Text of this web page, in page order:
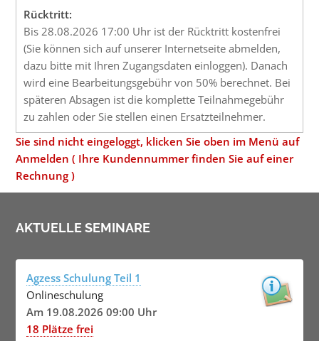
Rücktritt:
Bis 28.08.2026 17:00 Uhr ist der Rücktritt kostenfrei
(Sie können sich auf unserer Internetseite abmelden,
dazu bitte mit Ihren Zugangsdaten einloggen). Danach
wird eine Bearbeitungsgebühr von 50% berechnet. Bei
späteren Absagen ist die komplette Teilnahmegebühr
zu zahlen oder Sie stellen einen Ersatzteilnehmer.
Sie sind nicht eingeloggt, klicken Sie oben im Menü auf
Anmelden ( Ihre Kundennummer finden Sie auf einer
Rechnung )
AKTUELLE SEMINARE
Agzess Schulung Teil 1
Onlineschulung
Am 19.08.2026 09:00 Uhr
18 Plätze frei